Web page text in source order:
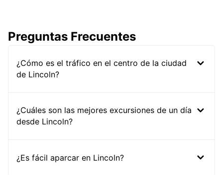
Preguntas Frecuentes
¿Cómo es el tráfico en el centro de la ciudad
de Lincoln?
¿Cuáles son las mejores excursiones de un día
desde Lincoln?
¿Es fácil aparcar en Lincoln?